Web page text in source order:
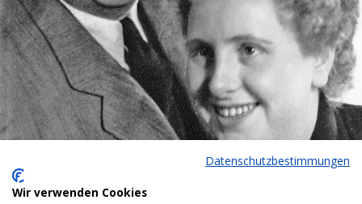
Datenschutzbestimmungen
Wir verwenden Cookies